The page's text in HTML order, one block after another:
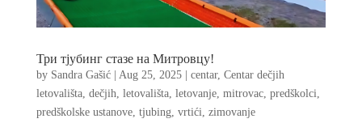
Три тјубинг стазе на Митровцу!
by Sandra Gašić| Aug 25, 2025| centar, Centar dečjih
letovališta, dečjih letovališta, letovanje, mitrovac, predškolci
predškolske ustanove, tjubing, vrtići zimovanje